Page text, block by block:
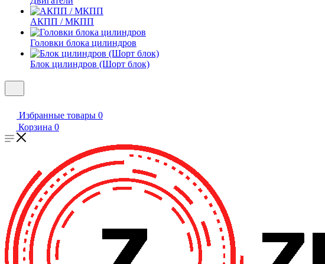
АКПП / МКПП
Головки блока цилиндров
Блок цилиндров (Шорт блок)
Избранные товары 0
Корзина 0